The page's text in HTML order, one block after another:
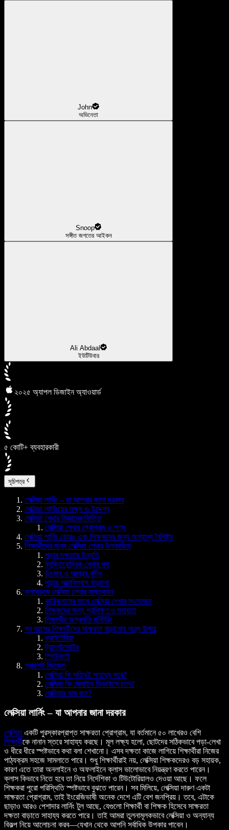
John
অভিনেতা
Snoop
সঙ্গীত জগতের আইকন
Ali Abdaal
ইউটিউবার
২০২৫ অ্যাপল ডিজাইন অ্যাওয়ার্ড
৫ কোটি+ ব্যবহারকারী
সূচিপত্র
লেক্সিয়া লার্নিং – যা আপনার জানা দরকার
লেক্সিয়া লার্নিংয়ের লক্ষ্য ও উদ্দেশ্য
লেক্সিয়া শেখার বিজ্ঞানের ভিত্তি
লেক্সিয়া শেখার প্রোগ্রাম ও পণ্য
লেক্সিয়া লার্নিং কোর৫ এবং শিক্ষকদের জন্য অন্যান্য বৈশিষ্ট্য
শিক্ষার্থীদের জন্য লেক্সিয়া শেখার উপকারিতা
পড়ার দক্ষতায় উন্নতি
ব্যক্তিকেন্দ্রিক শেখার পথ
উৎসাহ ও আগ্রহ বৃদ্ধি
পড়ায় আত্মবিশ্বাস বাড়ানো
ক্লাসরুমে লেক্সিয়া শেখার বাস্তবায়ন
কারিকুলামের সাথে লেক্সিয়া শেখার সংযোজন
শিক্ষকদের জন্য প্রশিক্ষণ ও সহায়তা
শিক্ষার্থীর অগ্রগতি মনিটরিং
সব বয়সের শিক্ষার্থীদের সাক্ষরতা বাড়ানোর অন্য উপায়
ক্রাইটেরিয়া
ট্যালেন্টসোর্টার
স্পিচিফাই
প্রায়শই জিজ্ঞেস
লেক্সিয়া কি সত্যিই সাহায্য করে?
লেক্সিয়া কি মোবাইল ডিভাইসে চলে?
লেক্সিয়ার দাম কত?
লেক্সিয়া লার্নিং – যা আপনার জানা দরকার
লেক্সিয়া একটি পুরস্কারপ্রাপ্ত সাক্ষরতা প্রোগ্রাম, যা বর্তমানে ৫০ লাখেরও বেশি
শিক্ষার্থীকে নানান স্তরে সাহায্য করছে। মূল লক্ষ্য হলো, ছোটদের সঠিকভাবে পড়া-লেখা
ও ধীরে ধীরে স্পষ্টভাবে কথা বলা শেখানো। এসব দক্ষতা কাজে লাগিয়ে শিক্ষার্থীরা নিজের
পাঠ্যক্রম সহজে সামলাতে পারে। শুধু শিক্ষার্থীরাই নয়, লেক্সিয়া শিক্ষকদেরও বড় সহায়ক,
কারণ এতে তারা অনলাইনে ও অফলাইনে ক্লাস ভালোভাবে নিয়ন্ত্রণ করতে পারেন।
ক্লাস কিভাবে নিতে হবে তা নিয়ে নির্দেশিকা ও টিউটোরিয়ালও দেওয়া আছে। ফলে
শিক্ষকরা পুরো পরিস্থিতি স্পষ্টভাবে বুঝতে পারেন। সব মিলিয়ে, লেক্সিয়া দারুণ একটা
সাক্ষরতা প্রোগ্রাম, তাই ইংরেজিভাষী অনেক দেশে এটি বেশ জনপ্রিয়। তবে, এটাকে
ছাড়াও আরও পেশাদার লার্নিং টুল আছে, যেগুলো শিক্ষার্থী বা শিক্ষক হিসেবে সাক্ষরতা
দক্ষতা বাড়াতে সাহায্য করতে পারে। তাই আমরা তুলনামূলকভাবে লেক্সিয়া ও অন্যান্য
বিকল্প নিয়ে আলোচনা করব—যেখান থেকে আপনি সর্বাধিক উপকার পাবেন।